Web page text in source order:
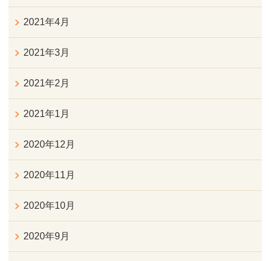
2021年4月
2021年3月
2021年2月
2021年1月
2020年12月
2020年11月
2020年10月
2020年9月